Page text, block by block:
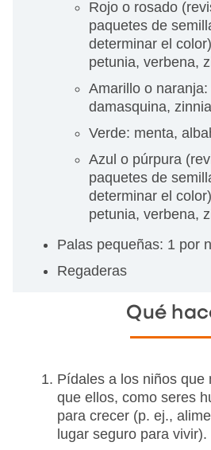
Rojo o rosado
paquetes de
determinar el
petunia, verbena,
Amarillo o
damasquina, zinnia
Verde: menta,
Azul o púrpura
paquetes de
determinar el
petunia, verbena,
Palas pequeñas: 1 por
Regaderas
Qué
Pídales a los niños que
que ellos, como seres
para crecer (p. ej.,
lugar seguro para vivir).